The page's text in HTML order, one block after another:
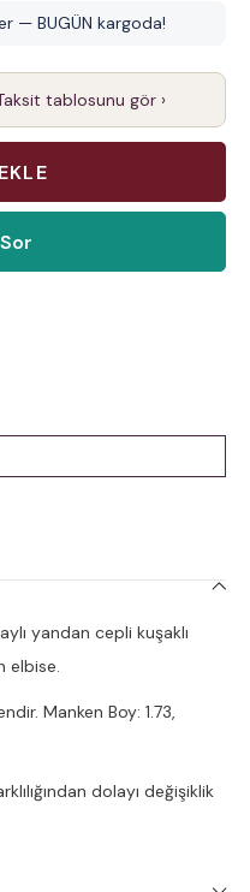
— BUGÜN kargoda!
tablosunu gör ›
yandan cepli kuşaklı
elbise.
Manken Boy: 1.73,
dolayı değişiklik